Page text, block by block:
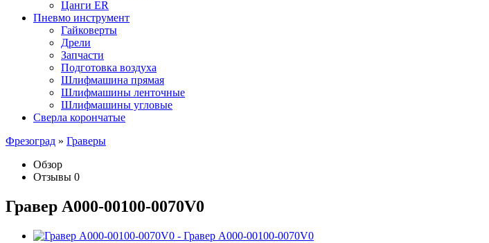
Цанги ER
Пневмо инструмент
Гайковерты
Дрели
Запчасти
Подготовка воздуха
Шлифмашина прямая
Шлифмашины ленточные
Шлифмашины угловые
Сверла корончатые
Фрезоград » Граверы
Обзор
Отзывы 0
Гравер A000-00100-0070V0